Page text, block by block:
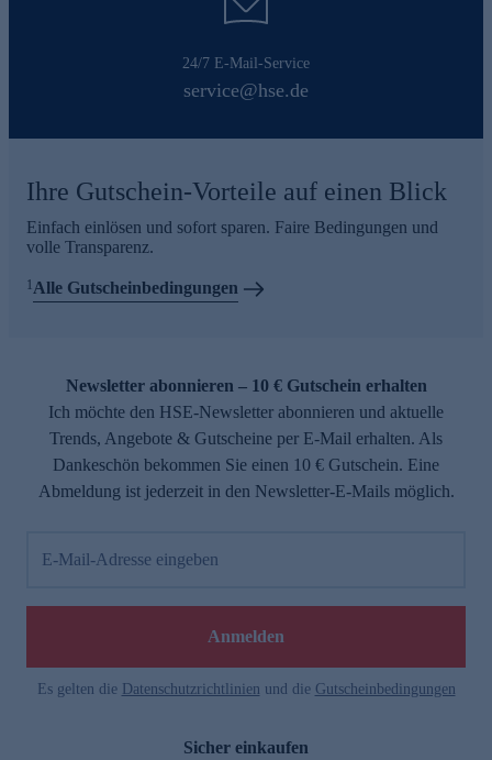
24/7 E-Mail-Service
service@hse.de
Ihre Gutschein-Vorteile auf einen Blick
Einfach einlösen und sofort sparen. Faire Bedingungen und
volle Transparenz.
1 Alle Gutscheinbedingungen
Newsletter abonnieren – 10 € Gutschein erhalten
Ich möchte den HSE-Newsletter abonnieren und aktuelle
Trends, Angebote & Gutscheine per E-Mail erhalten. Als
Dankeschön bekommen Sie einen 10 € Gutschein. Eine
Abmeldung ist jederzeit in den Newsletter-E-Mails möglich.
E-Mail-Adresse eingeben
Anmelden
Es gelten die Datenschutzrichtlinien und die Gutscheinbedingungen
Sicher einkaufen